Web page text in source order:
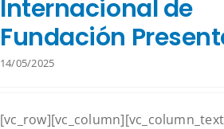
Internacional de
Fundación
14/05/2025
[vc_row][vc_column][vc_column_text